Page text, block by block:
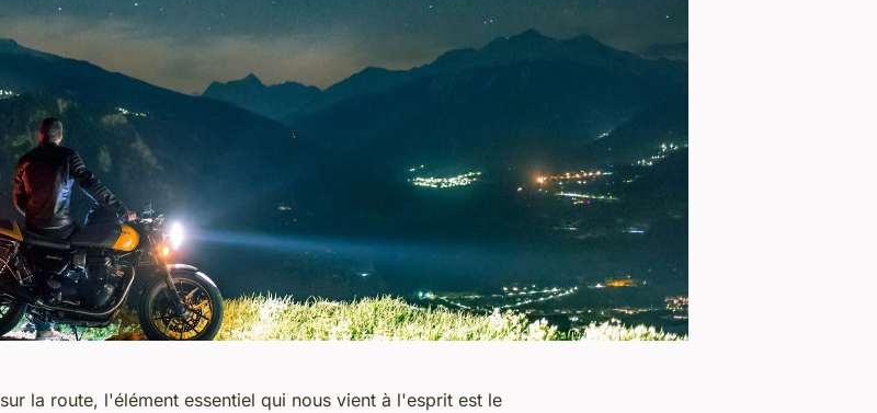
sur la route, l'élément essentiel qui nous vient à l'esprit est le